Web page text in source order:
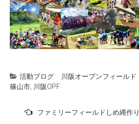
活動ブログ 川阪オープンフィールド
篠山市 川阪OPF
ファミリーフィールドしめ縄作り